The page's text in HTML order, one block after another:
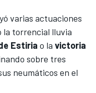
varias actuaciones
la torrencial lluvia
Estiria o la victoria
sobre tres
neumáticos en el